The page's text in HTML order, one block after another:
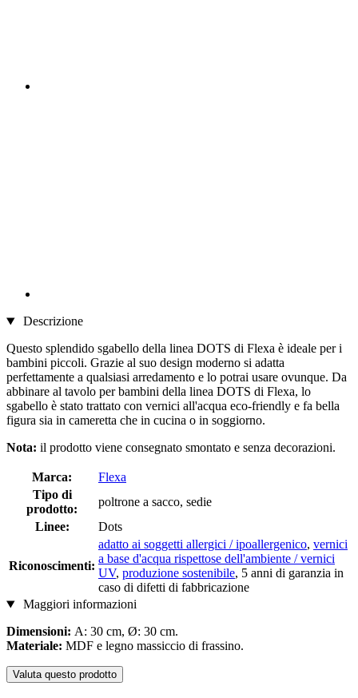
Descrizione
Questo splendido sgabello della linea DOTS di Flexa è ideale per i
bambini piccoli. Grazie al suo design moderno si adatta
perfettamente a qualsiasi arredamento e lo potrai usare ovunque. Da
abbinare al tavolo per bambini della linea DOTS di Flexa, lo
sgabello è stato trattato con vernici all'acqua eco-friendly e fa bella
figura sia in cameretta che in cucina o in soggiorno.
Nota: il prodotto viene consegnato smontato e senza decorazioni.
Marca:
Flexa
Tipo di
prodotto:
poltrone a sacco, sedie
Linee:
Dots
Riconoscimenti:
adatto ai soggetti allergici / ipoallergenico, vernici
a base d'acqua rispettose dell'ambiente / vernici
UV, produzione sostenibile, 5 anni di garanzia in
caso di difetti di fabbricazione
Maggiori informazioni
Dimensioni: A: 30 cm, Ø: 30 cm.
Materiale: MDF e legno massiccio di frassino.
Valuta questo prodotto